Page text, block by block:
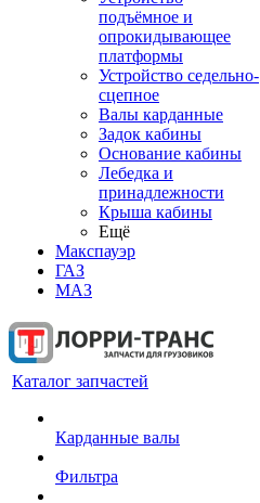
подъёмное и
опрокидывающее
платформы
Устройство седельно-
сцепное
Валы карданные
Задок кабины
Основание кабины
Лебедка и
принадлежности
Крыша кабины
Ещё
Макспауэр
ГАЗ
МАЗ
Каталог запчастей
Карданные валы
Фильтра